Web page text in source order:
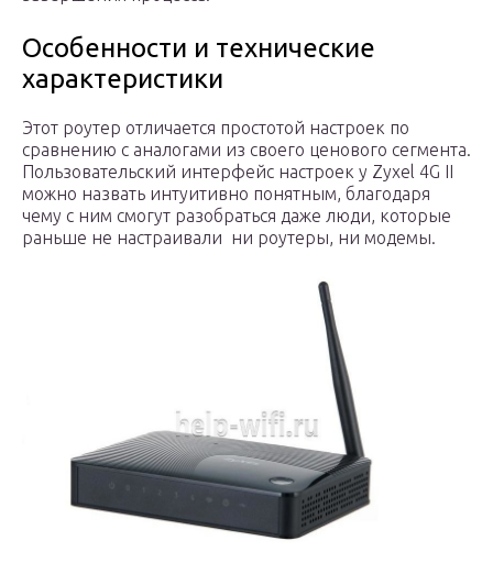
Особенности и технические
характеристики
Этот роутер отличается простотой настроек по
сравнению с аналогами из своего ценового сегмента.
Пользовательский интерфейс настроек у Zyxel 4G II
можно назвать интуитивно понятным, благодаря
чему с ним смогут разобраться даже люди, которые
раньше не настраивали ни роутеры, ни модемы.